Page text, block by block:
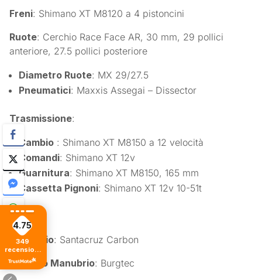
Freni: Shimano XT M8120 a 4 pistoncini
Ruote: Cerchio Race Face AR, 30 mm, 29 pollici
anteriore, 27.5 pollici posteriore
Diametro Ruote: MX 29/27.5
Pneumatici: Maxxis Assegai – Dissector
Trasmissione:
Cambio : Shimano XT M8150 a 12 velocità
Comandi: Shimano XT 12v
Guarnitura: Shimano XT M8150, 165 mm
Cassetta Pignoni: Shimano XT 12v 10-51t
Manubrio: Santacruz Carbon
Attacco Manubrio: Burgtec
4.75
349
recensioni
di tutti i
tempi